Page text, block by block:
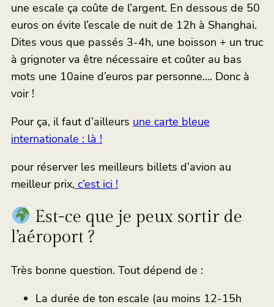
une escale ça coûte de l’argent. En dessous de 50
euros on évite l’escale de nuit de 12h à Shanghai.
Dites vous que passés 3-4h, une boisson + un truc
à grignoter va être nécessaire et coûter au bas
mots une 10aine d’euros par personne…. Donc à
voir !
Pour ça, il faut d’ailleurs une carte bleue
internationale : là !
pour réserver les meilleurs billets d’avion au
meilleur prix, c’est ici !
Est-ce que je peux sortir de
l’aéroport ?
Très bonne question. Tout dépend de :
La durée de ton escale (au moins 12-15h